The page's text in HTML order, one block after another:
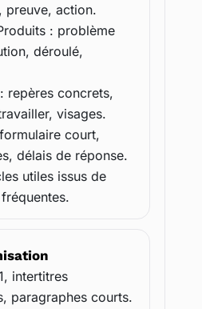
preuve, action.
: problème
déroulé,
repères concrets,
visages.
court,
délais de réponse.
utiles issus de
intertitres
paragraphes courts.